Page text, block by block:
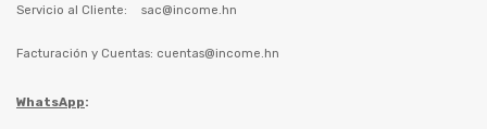
Servicio al Cliente: sac@income.hn
Facturación y Cuentas: cuentas@income.hn
WhatsApp: